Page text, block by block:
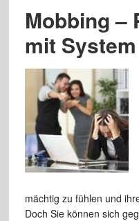
Mobbing –
mit System
mächtig zu fühlen und
Doch Sie können sich